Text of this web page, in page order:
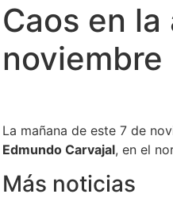
Caos en
noviembre
La mañana de este 7 de
Edmundo Carvajal, en el
Más noticias